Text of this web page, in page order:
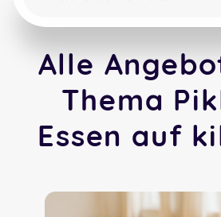
Alle
Thema
Essen auf